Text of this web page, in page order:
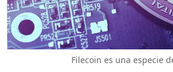
Filecoin es una especie